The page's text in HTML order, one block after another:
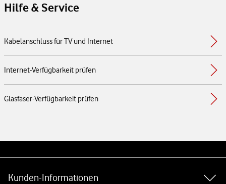
Hilfe & Service
Kabelanschluss für TV und Internet
Internet-Verfügbarkeit prüfen
Glasfaser-Verfügbarkeit prüfen
Kunden-Informationen